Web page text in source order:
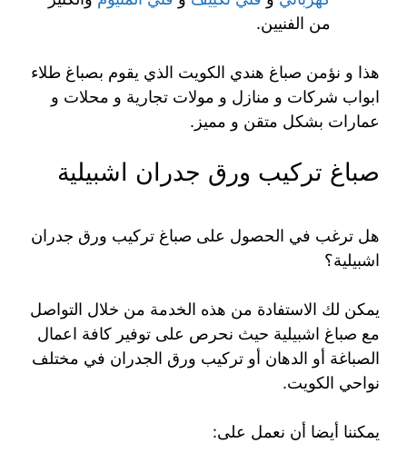
من الفنيين.
هذا و نؤمن صباغ هندي الكويت الذي يقوم بصباغ طلاء
ابواب شركات و منازل و مولات تجارية و محلات و
عمارات بشكل متقن و مميز.
صباغ تركيب ورق جدران اشبيلية
هل ترغب في الحصول على صباغ تركيب ورق جدران
اشبيلية؟
يمكن لك الاستفادة من هذه الخدمة من خلال التواصل
مع صباغ اشبيلية حيث نحرص على توفير كافة اعمال
الصباغة أو الدهان أو تركيب ورق الجدران في مختلف
نواحي الكويت.
يمكننا أيضا أن نعمل على: